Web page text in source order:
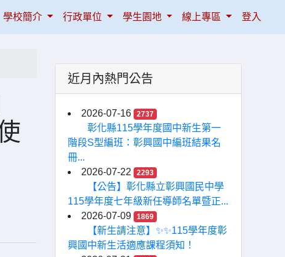
學校簡介 行政單位 學生園地 線上專區 登入
近月內熱門公告
2026-07-16 2737
彰化縣115學年度國中新生第一
階段S型編班：彰興國中編班結果名
冊...
2026-07-22
2293
【公告】彰化縣立彰興國民中學
115學年度七年級新任導師名單暨正...
2026-07-09
1869
【新生請注意】✨✨115學年度彰
興國中新生活適應課程須知！